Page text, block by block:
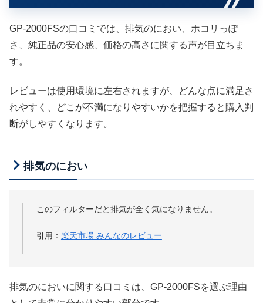
GP-2000FSの口コミでは、排気のにおい、ホコリっぽ
さ、純正品の安心感、価格の高さに関する声が目立ちま
す。
レビューは使用環境に左右されますが、どんな点に満足さ
れやすく、どこが不満になりやすいかを把握すると購入判
断がしやすくなります。
排気のにおい
このフィルターだと排気が全く気になりません。
引用： 楽天市場 みんなのレビュー
排気のにおいに関する口コミは、GP-2000FSを選ぶ理由